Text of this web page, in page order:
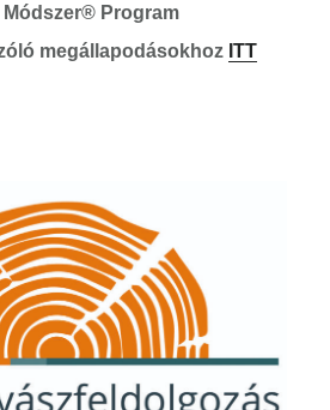
Program
megállapodásokhoz ITT